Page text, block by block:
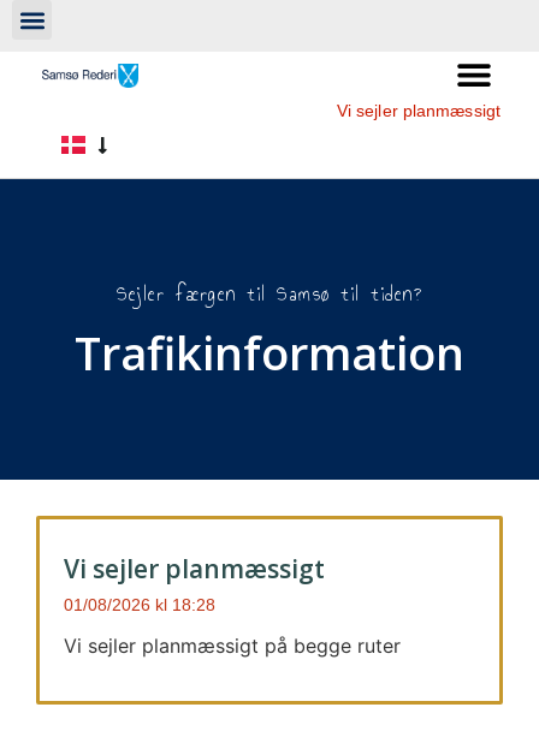
Vi sejler planmæssigt
Sejler færgen til Samsø til tiden?
Trafikinformation
Vi sejler planmæssigt
01/08/2026 18:28
Vi sejler planmæssigt på begge ruter